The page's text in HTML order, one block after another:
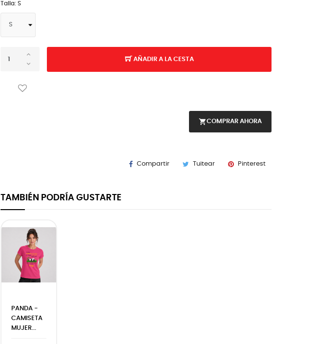
Talla: S
AÑADIR A LA CESTA
shopping_cartCOMPRAR AHORA
Compartir Tuitear Pinterest
TAMBIÉN PODRÍA GUSTARTE
PANDA -
CAMISETA
MUJER...